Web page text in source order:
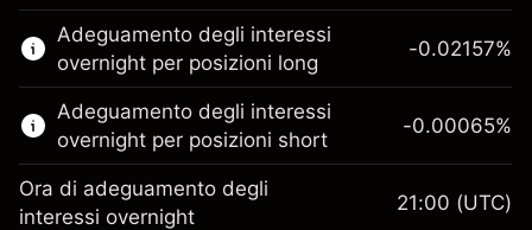
Questo mercato finanziario è disponibile per il
trading di CFD.
Scopri di più su:
CFD
Adeguamento degli interessi
overnight per posizioni long
-0.02157%
Adeguamento degli interessi
overnight per posizioni short
-0.00065%
Ora di adeguamento degli
interessi overnight
21:00 (UTC)